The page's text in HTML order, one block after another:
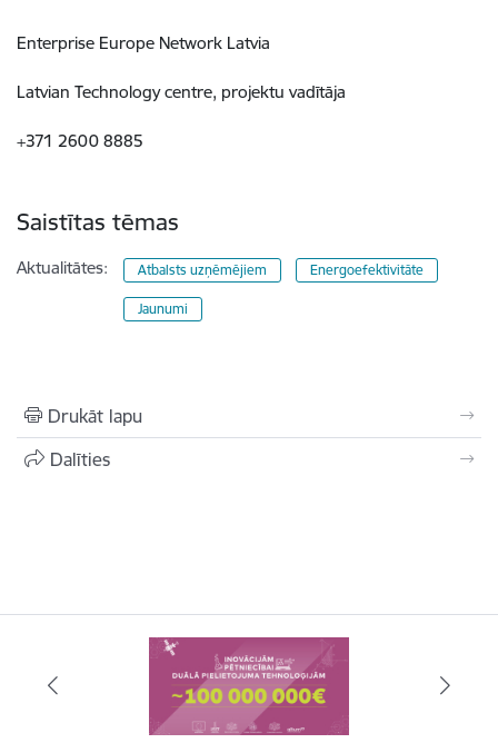
Enterprise Europe Network Latvia
Latvian Technology centre, projektu vadītāja
+371 2600 8885
Saistītas tēmas
Aktualitātes: Atbalsts uzņēmējiem Energoefektivitāte
Jaunumi
Drukāt lapu
Dalīties